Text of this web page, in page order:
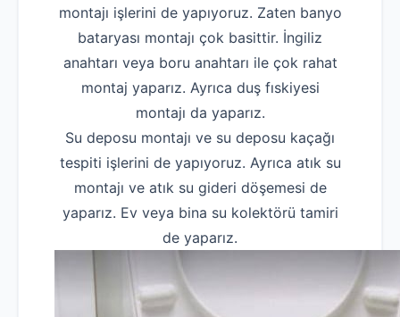
montajı işlerini de yapıyoruz. Zaten banyo
bataryası montajı çok basittir. İngiliz
anahtarı veya boru anahtarı ile çok rahat
montaj yaparız. Ayrıca duş fıskiyesi
montajı da yaparız.
Su deposu montajı ve su deposu kaçağı
tespiti işlerini de yapıyoruz. Ayrıca atık su
montajı ve atık su gideri döşemesi de
yaparız. Ev veya bina su kolektörü tamiri
de yaparız.